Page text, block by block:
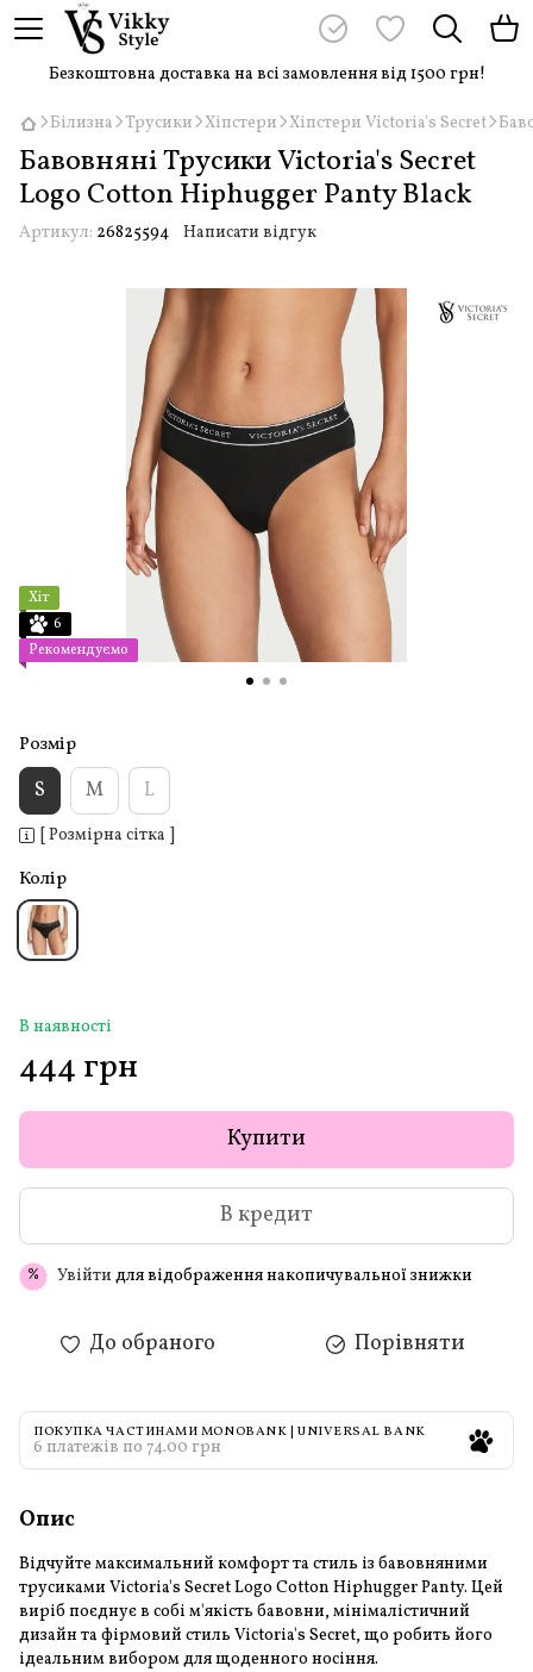
Безкоштовна доставка на всі замовлення від 1500 грн!
Білизна Трусики Хіпстери Хіпстери Victoria's Secret
Бавовняні Трусики Victoria's Secret
Logo Cotton Hiphugger Panty Black
Артикул: 26825594 Написати відгук
Хіт
6
Рекомендуємо
Розмір
S M L
[ Розмірна сітка ]
Колір
В наявності
444 грн
Купити
В кредит
% Увійти для відображення накопичувальної знижки
До обраного Порівняти
ПОКУПКА ЧАСТИНАМИ MONOBANK | UNIVERSAL BANK
6 платежів по 74.00 грн
Опис
Відчуйте максимальний комфорт та стиль із бавовняними
трусиками Victoria's Secret Logo Cotton Hiphugger Panty. Цей
виріб поєднує в собі м'якість бавовни, мінімалістичний
дизайн та фірмовий стиль Victoria's Secret, що робить його
ідеальним вибором для щоденного носіння.